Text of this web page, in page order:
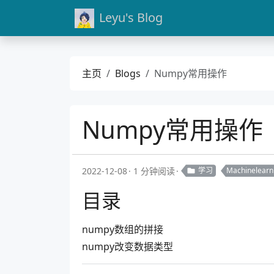
Leyu's Blog
主页 Blogs Numpy常用操作
Numpy常用操作
2022-12-08 1 分钟阅读 学习
目录
numpy数组的拼接
numpy改变数据类型